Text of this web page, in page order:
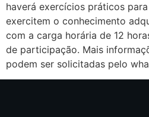
haverá exercícios práticos
exercitem o conhecimento
com a carga horária de 12
de participação. Mais
podem ser solicitadas pelo